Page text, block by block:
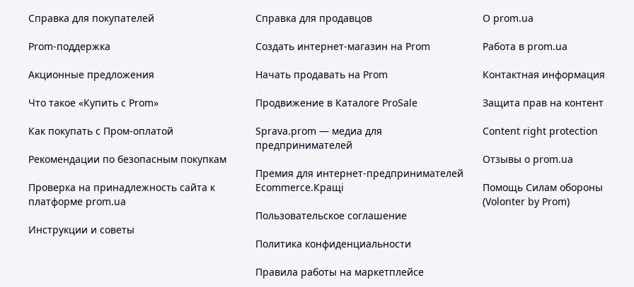
Справка для покупателей
Prom-поддержка
Акционные предложения
Что такое «Купить с Prom»
Как покупать с Пром-оплатой
Рекомендации по безопасным покупкам
Проверка на принадлежность сайта к
платформе prom.ua
Инструкции и советы
Справка для продавцов
Создать интернет-магазин на Prom
Начать продавать на Prom
Продвижение в Каталоге ProSale
Sprava.prom — медиа для
предпринимателей
Премия для интернет-предпринимателей
Ecommerce.Кращі
Пользовательское соглашение
Политика конфиденциальности
Правила работы на маркетплейсе
О prom.ua
Работа в prom.ua
Контактная информация
Защита прав на контент
Content right protection
Отзывы о prom.ua
Помощь Силам обороны
(Volonter by Prom)